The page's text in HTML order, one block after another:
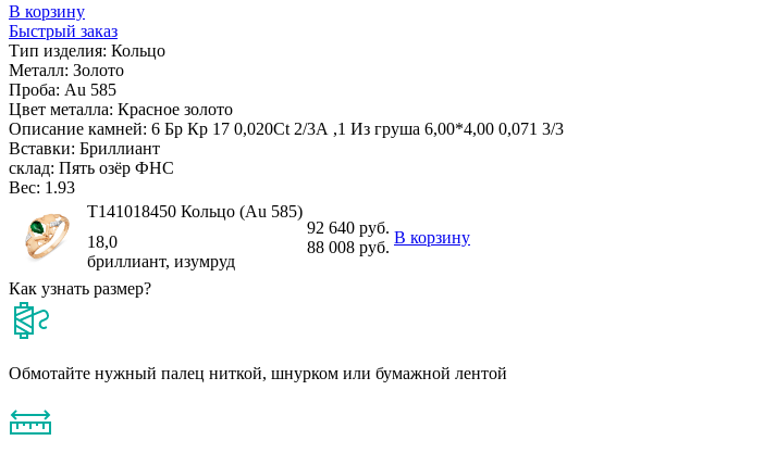
В корзину
Быстрый заказ
Тип изделия: Кольцо
Металл: Золото
Проба: Au 585
Цвет металла: Красное золото
Описание камней: 6 Бр Кр 17 0,020Ct 2/3А ,1 Из груша 6,00*4,00 0,071 3/3
Вставки: Бриллиант
склад: Пять озёр ФНС
Вес: 1.93
Т141018450 Кольцо (Au 585)
92 640 руб.
88 008 руб.
В корзину
18,0
бриллиант, изумруд
Как узнать размер?
Обмотайте нужный палец ниткой, шнурком или бумажной лентой